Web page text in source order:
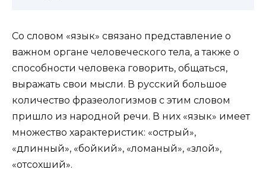
Со словом «язык» связано представление о
важном органе человеческого тела, а также о
способности человека говорить, общаться,
выражать свои мысли. В русский большое
количество фразеологизмов с этим словом
пришло из народной речи. В них «язык» имеет
множество характеристик: «острый»,
«длинный», «бойкий», «ломаный», «злой»,
«отсохший».